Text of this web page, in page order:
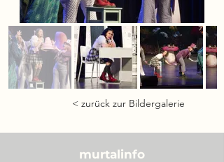
< zurück zur Bildergalerie
murtalinfo